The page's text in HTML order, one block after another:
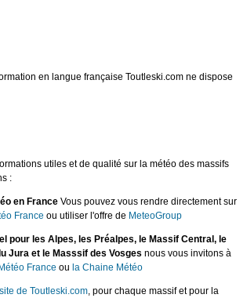
en langue française Toutleski.com ne dispose
utiles et de qualité sur la météo des massifs
:
en France Vous pouvez vous rendre directement sur
France ou utiliser l'offre de MeteoGroup
pour les Alpes, les Préalpes, le Massif Central, le
Jura et le Masssif des Vosges nous vous invitons à
France ou la Chaine Météo
de Toutleski.com, pour chaque massif et pour la